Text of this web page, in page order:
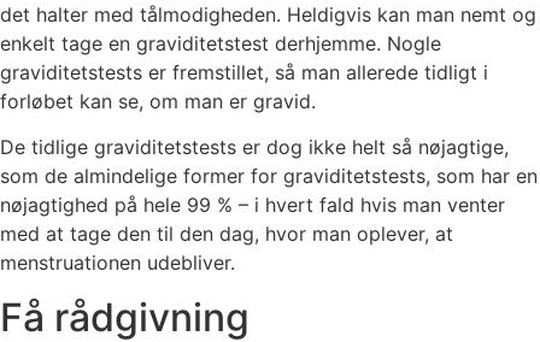
det halter med tålmodigheden. Heldigvis kan man nemt og
enkelt tage en graviditetstest derhjemme. Nogle
graviditetstests er fremstillet, så man allerede tidligt i
forløbet kan se, om man er gravid.
De tidlige graviditetstests er dog ikke helt så nøjagtige,
som de almindelige former for graviditetstests, som har en
nøjagtighed på hele 99 % – i hvert fald hvis man venter
med at tage den til den dag, hvor man oplever, at
menstruationen udebliver.
Få rådgivning